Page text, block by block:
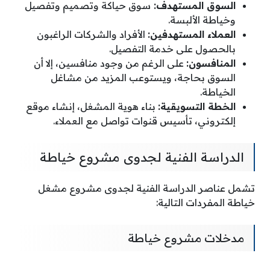
السوق المستهدف: سوق حياكة وتصميم وتفصيل
وخياطة الألبسة.
العملاء المستهدفين: الأفراد والشركات الراغبون
بالحصول على خدمة التفصيل.
المنافسون: على الرغم من وجود منافسين، إلا أن
السوق بحاجة، ويستوعب المزيد من مشاغل
الخياطة.
الخطة التسويقية: بناء هوية المشغل، إنشاء موقع
إلكتروني، تأسيس قنوات تواصل مع العملاء.
الدراسة الفنية لجدوى مشروع خياطة
تشمل عناصر الدراسة الفنية لجدوى مشروع مشغل
خياطة المفردات التالية:
مدخلات مشروع خياطة